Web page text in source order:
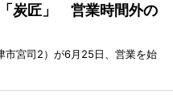
炭匠」 営業時間外の
市宮司2）が6月25日、営業を始